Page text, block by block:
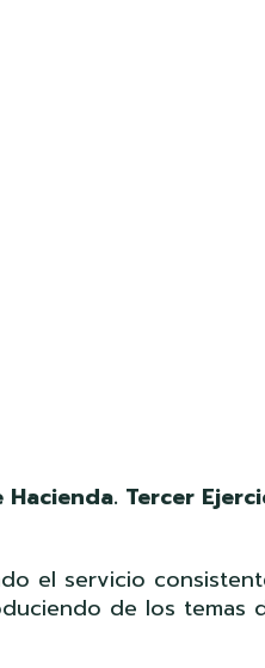
Tercer
el servicio
de los temas